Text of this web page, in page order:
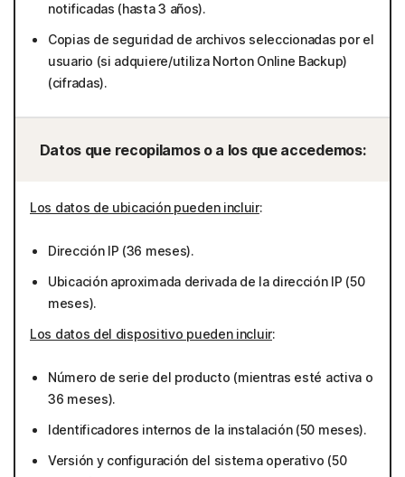
notificadas (hasta 3 años).
Copias de seguridad de archivos seleccionadas por el
usuario (si adquiere/utiliza Norton Online Backup)
(cifradas).
Datos que recopilamos o a los que accedemos:
Los datos de ubicación pueden incluir:
Dirección IP (36 meses).
Ubicación aproximada derivada de la dirección IP (50
meses).
Los datos del dispositivo pueden incluir:
Número de serie del producto (mientras esté activa o
36 meses).
Identificadores internos de la instalación (50 meses).
Versión y configuración del sistema operativo (50